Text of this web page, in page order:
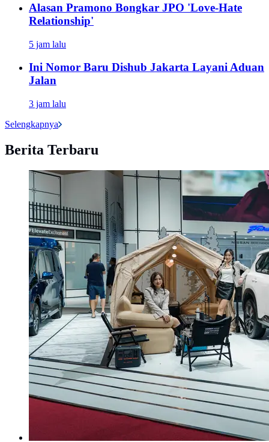
Alasan Pramono Bongkar JPO 'Love-Hate
Relationship'
5 jam lalu
Ini Nomor Baru Dishub Jakarta Layani Aduan
Jalan
3 jam lalu
Selengkapnya
Berita Terbaru